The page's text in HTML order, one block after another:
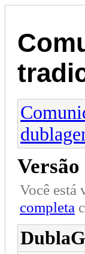
Você está
completa